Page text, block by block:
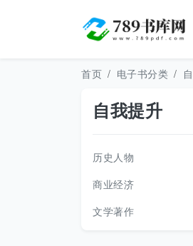
首页 电子书分类
自我提升
历史人物
商业经济
文学著作